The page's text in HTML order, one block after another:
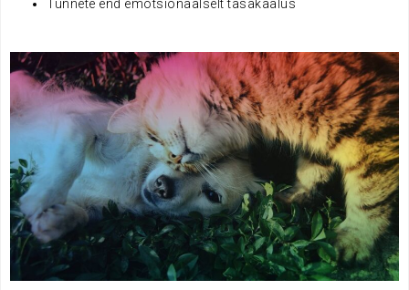
Tunnete end emotsionaalselt tasakaalus